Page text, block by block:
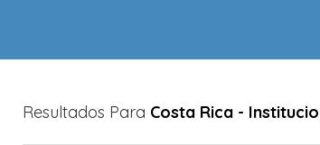
Resultados Para Costa Rica -